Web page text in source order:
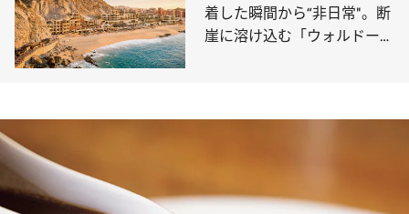
着した瞬間から“非日常"。断
崖に溶け込む「ウォルドー